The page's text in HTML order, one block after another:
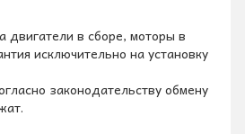
двигатели в сборе, моторы в
исключительно на установку
законодательству обмену